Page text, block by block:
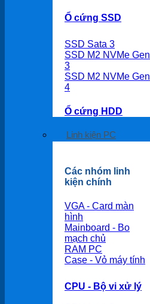
Ổ cứng SSD
SSD Sata 3
SSD M2 NVMe Gen
3
SSD M2 NVMe Gen
4
Ổ cứng HDD
Linh kiện PC
Các nhóm linh
kiện chính
VGA - Card màn
hình
Mainboard - Bo
mạch chủ
RAM PC
Case - Vỏ máy tính
CPU - Bộ vi xử lý